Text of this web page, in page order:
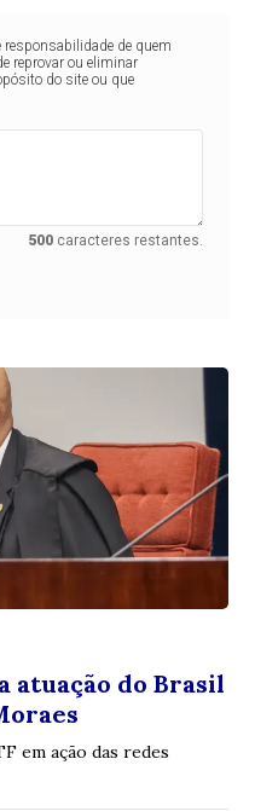
responsabilidade de quem
reprovar ou eliminar
do site ou que
500 caracteres restantes.
atuação do Brasil
em ação das redes